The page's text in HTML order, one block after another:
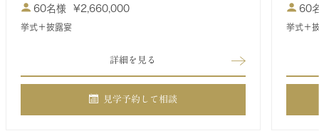
60名様 ¥2,660,000
挙式＋披露宴
詳細を見る
見学予約して相談
60
挙式＋